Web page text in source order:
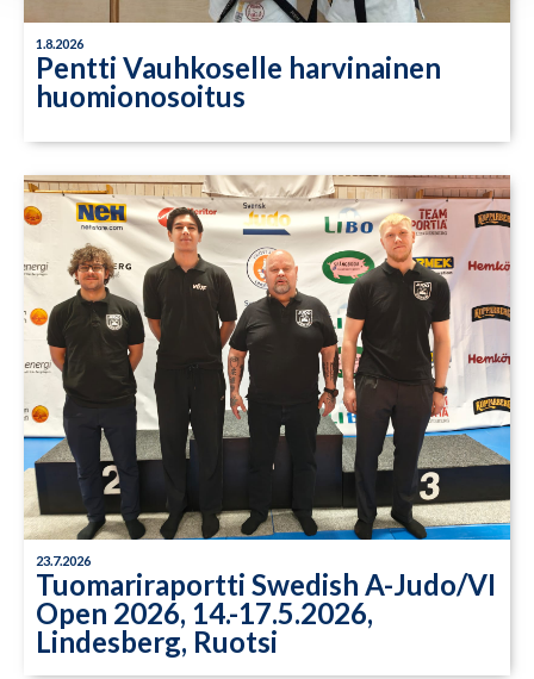
1.8.2026
Pentti Vauhkoselle harvinainen
huomionosoitus
23.7.2026
Tuomariraportti Swedish A-Judo/VI
Open 2026, 14.-17.5.2026,
Lindesberg, Ruotsi